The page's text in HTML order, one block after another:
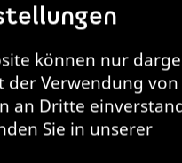
können nur
der Verwendung von
an Dritte
Sie in unserer